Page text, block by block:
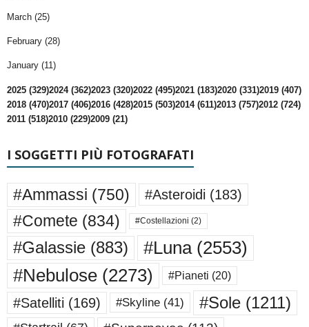
March (25)
February (28)
January (11)
2025 (329)2024 (362)2023 (320)2022 (495)2021 (183)2020 (331)2019 (407)
2018 (470)2017 (406)2016 (428)2015 (503)2014 (611)2013 (757)2012 (724)
2011 (518)2010 (229)2009 (21)
I SOGGETTI PIÙ FOTOGRAFATI
#Ammassi (750) #Asteroidi (183)
#Comete (834) #Costellazioni (2)
#Galassie (883) #Luna(2553)
#Nebulose (2273) #Pianeti (20)
#Satelliti (169) #Skyline (41) #Sole (1211)